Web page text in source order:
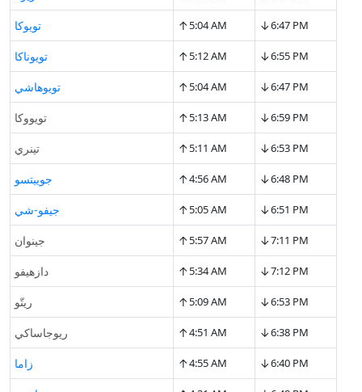
تويوكا ↑5:04 AM ↓6:47 PM
تويوناكا ↑5:12 AM ↓6:55 PM
تويوهاشي ↑5:04 AM ↓6:47 PM
تويووكا ↑5:13 AM ↓6:59 PM
تينري ↑5:11 AM ↓6:53 PM
جوييتسو ↑4:56 AM ↓6:48 PM
جيفو-شي ↑5:05 AM ↓6:51 PM
جينوان ↑5:57 AM ↓7:11 PM
دازهيفو ↑5:34 AM ↓7:12 PM
ريتّو ↑5:09 AM ↓6:53 PM
ريوجاساكي ↑4:51 AM ↓6:38 PM
زاما ↑4:55 AM ↓6:40 PM